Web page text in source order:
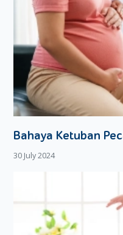
Bahaya Ketuban
30 July 2024